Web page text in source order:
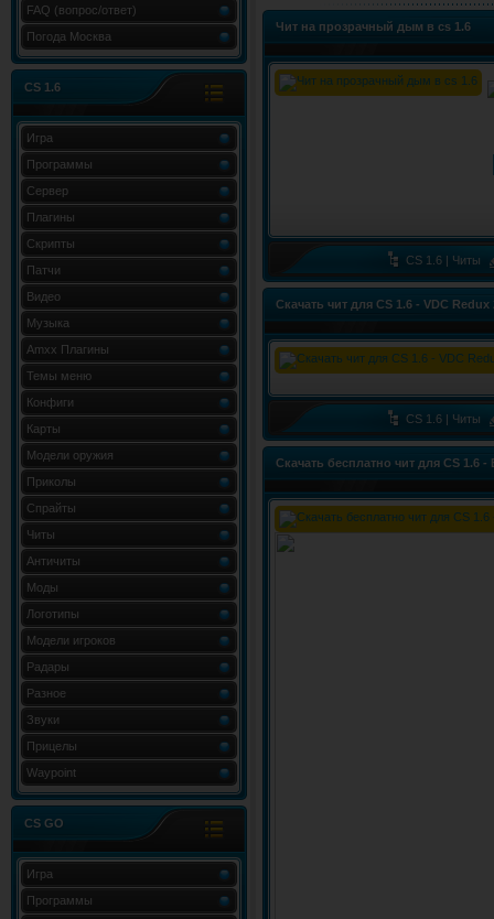
FAQ (вопрос/ответ)
Погода Москва
CS 1.6
Игра
Программы
Сервер
Плагины
Скрипты
Патчи
Видео
Музыка
Amxx Плагины
Темы меню
Конфиги
Карты
Модели оружия
Приколы
Спрайты
Читы
Античиты
Моды
Логотипы
Модели игроков
Радары
Разное
Звуки
Прицелы
Waypoint
CS GO
Игра
Программы
Чит на прозрачный дым в cs 1.6
CS 1.6 | Читы
Скачать чит для CS 1.6 - VDC Redux
CS 1.6 | Читы
Скачать бесплатно чит для CS 1.6